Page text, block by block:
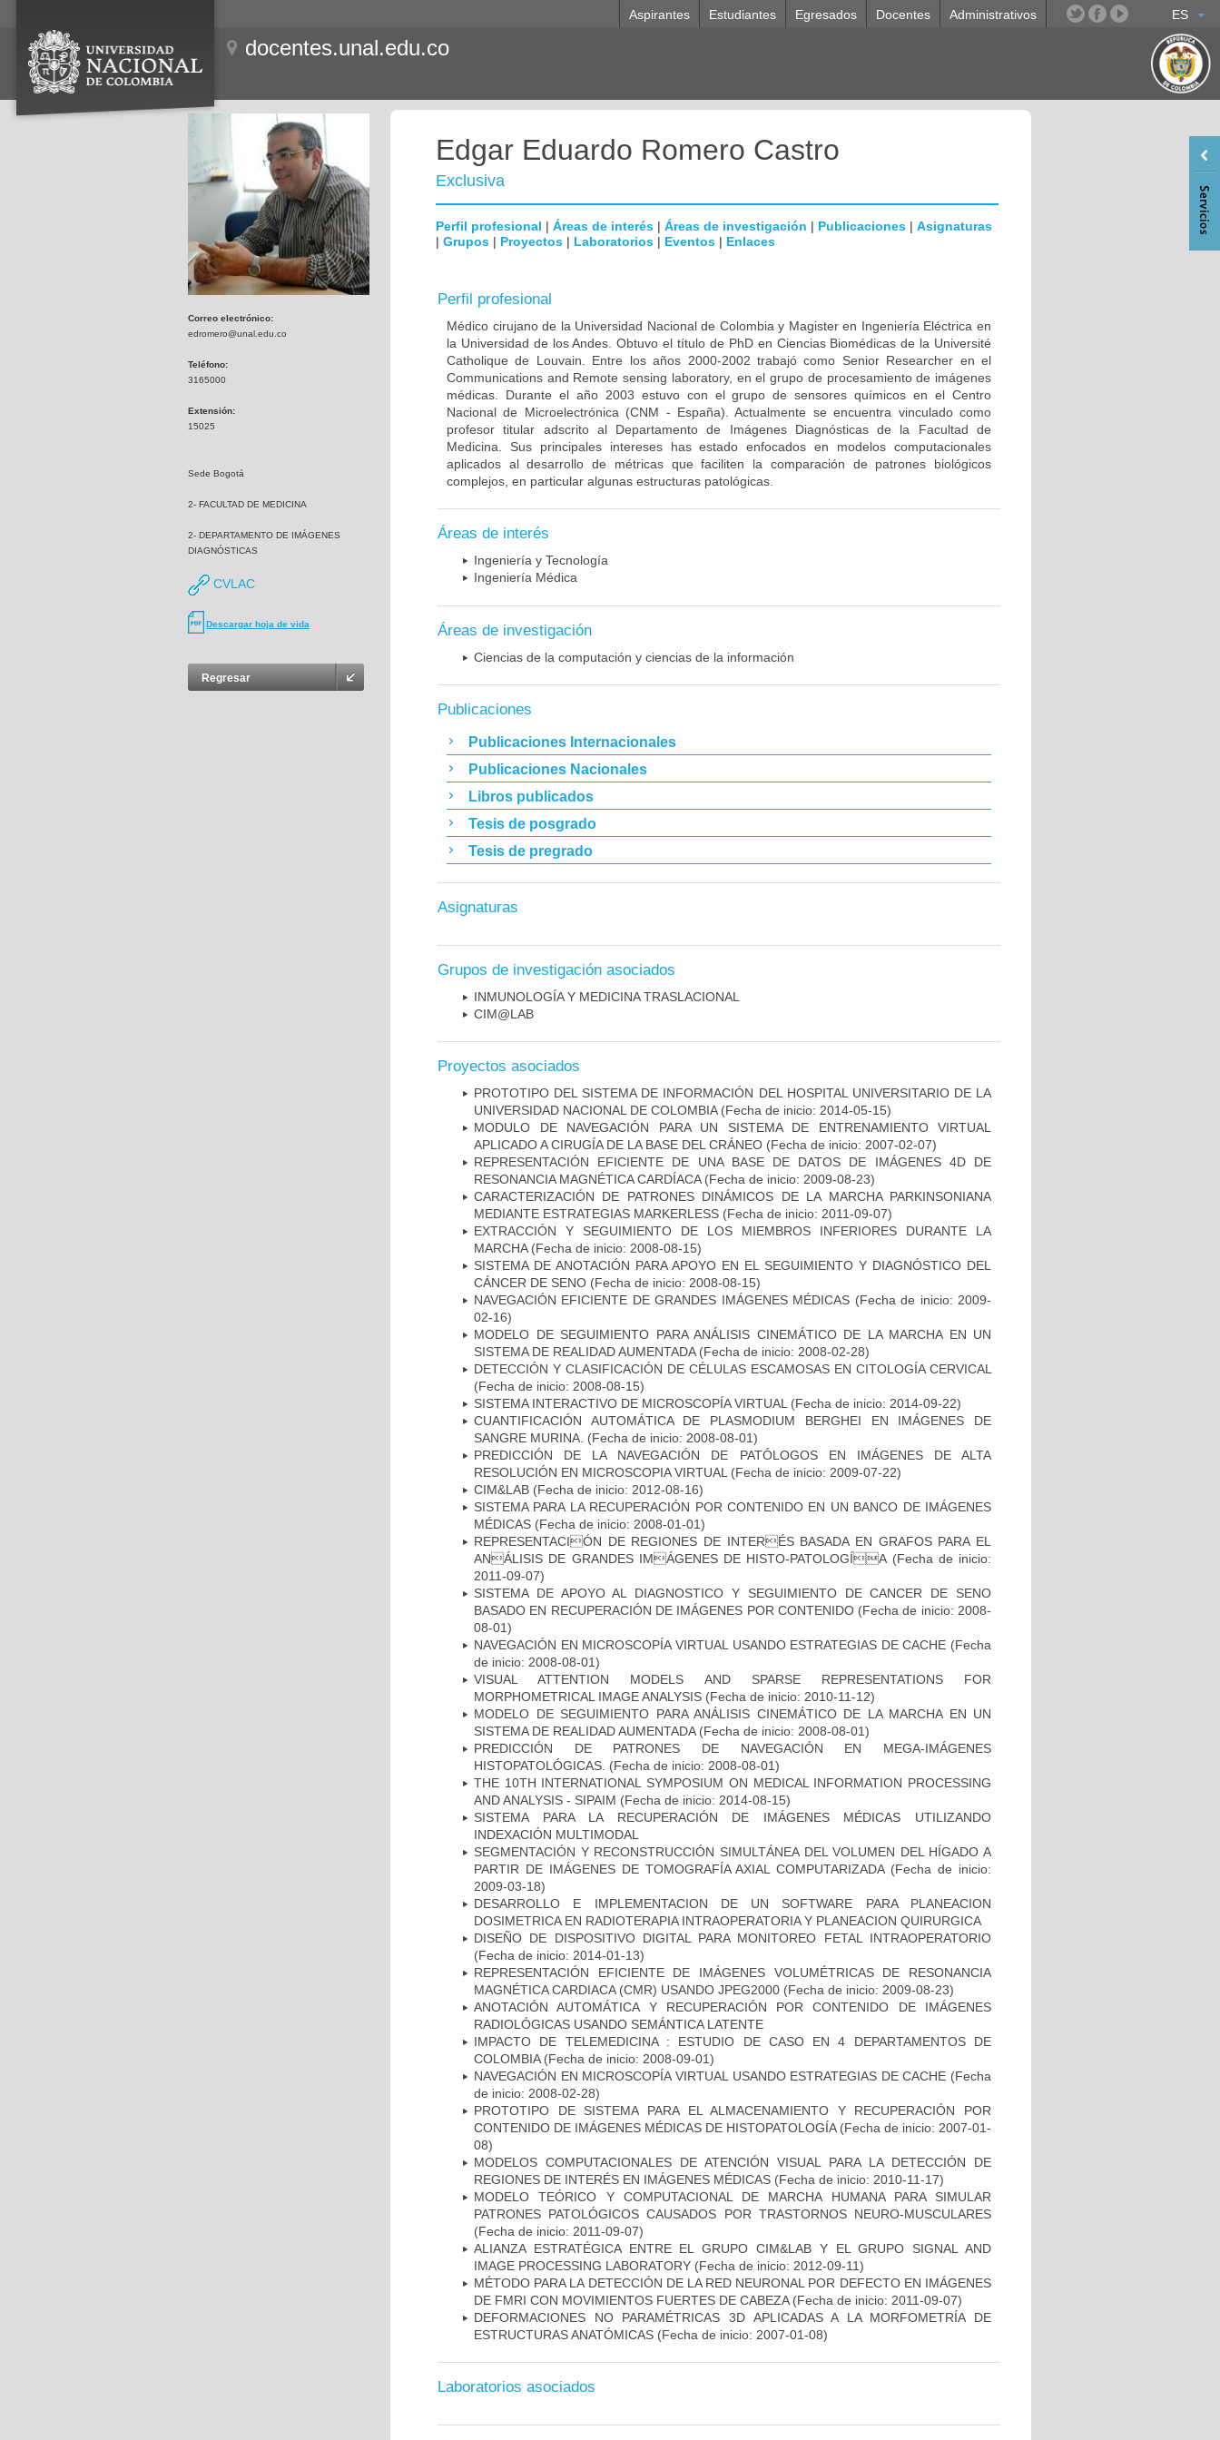
ES
Aspirantes Estudiantes Egresados Docentes Administrativos
docentes.unal.edu.co
Correo electrónico:
edromero@unal.edu.co
Teléfono:
3165000
Extensión:
15025
Sede Bogotá
2- FACULTAD DE MEDICINA
2- DEPARTAMENTO DE IMÁGENES
DIAGNÓSTICAS
CVLAC
Descargar hoja de vida
Regresar
Edgar Eduardo Romero Castro
Exclusiva
Perfil profesional | Áreas de interés | Áreas de investigación | Publicaciones | Asignaturas
| Grupos | Proyectos | Laboratorios | Eventos | Enlaces
Perfil profesional
Médico cirujano de la Universidad Nacional de Colombia y Magister en Ingeniería Eléctrica en
la Universidad de los Andes. Obtuvo el título de PhD en Ciencias Biomédicas de la Université
Catholique de Louvain. Entre los años 2000-2002 trabajó como Senior Researcher en el
Communications and Remote sensing laboratory, en el grupo de procesamiento de imágenes
médicas. Durante el año 2003 estuvo con el grupo de sensores químicos en el Centro
Nacional de Microelectrónica (CNM - España). Actualmente se encuentra vinculado como
profesor titular adscrito al Departamento de Imágenes Diagnósticas de la Facultad de
Medicina. Sus principales intereses has estado enfocados en modelos computacionales
aplicados al desarrollo de métricas que faciliten la comparación de patrones biológicos
complejos, en particular algunas estructuras patológicas.
Áreas de interés
Ingeniería y Tecnología
Ingeniería Médica
Áreas de investigación
Ciencias de la computación y ciencias de la información
Publicaciones
Publicaciones Internacionales
Publicaciones Nacionales
Libros publicados
Tesis de posgrado
Tesis de pregrado
Asignaturas
Grupos de investigación asociados
INMUNOLOGÍA Y MEDICINA TRASLACIONAL
CIM@LAB
Proyectos asociados
PROTOTIPO DEL SISTEMA DE INFORMACIÓN DEL HOSPITAL UNIVERSITARIO DE LA
UNIVERSIDAD NACIONAL DE COLOMBIA (Fecha de inicio: 2014-05-15)
MODULO DE NAVEGACIÓN PARA UN SISTEMA DE ENTRENAMIENTO VIRTUAL
APLICADO A CIRUGÍA DE LA BASE DEL CRÁNEO (Fecha de inicio: 2007-02-07)
REPRESENTACIÓN EFICIENTE DE UNA BASE DE DATOS DE IMÁGENES 4D DE
RESONANCIA MAGNÉTICA CARDÍACA(Fecha de inicio: 2009-08-23)
CARACTERIZACIÓN DE PATRONES DINÁMICOS DE LA MARCHA PARKINSONIANA
MEDIANTE ESTRATEGIAS MARKERLESS (Fecha de inicio: 2011-09-07)
EXTRACCIÓN Y SEGUIMIENTO DE LOS MIEMBROS INFERIORES DURANTE LA
MARCHA(Fecha de inicio: 2008-08-15)
SISTEMA DE ANOTACIÓN PARA APOYO EN EL SEGUIMIENTO Y DIAGNÓSTICO DEL
CÁNCER DE SENO (Fecha de inicio: 2008-08-15)
NAVEGACIÓN EFICIENTE DE GRANDES IMÁGENES MÉDICAS (Fecha de inicio: 2009-
02-16)
MODELO DE SEGUIMIENTO PARA ANÁLISIS CINEMÁTICO DE LA MARCHA EN UN
SISTEMA DE REALIDAD AUMENTADA (Fecha de inicio: 2008-02-28)
DETECCIÓN Y CLASIFICACIÓN DE CÉLULAS ESCAMOSAS EN CITOLOGÍA CERVICAL
(Fecha de inicio: 2008-08-15)
SISTEMA INTERACTIVO DE MICROSCOPÍA VIRTUAL (Fecha de inicio: 2014-09-22)
CUANTIFICACIÓN AUTOMÁTICA DE PLASMODIUM BERGHEI EN IMÁGENES DE
SANGRE MURINA. (Fecha de inicio: 2008-08-01)
PREDICCIÓN DE LA NAVEGACIÓN DE PATÓLOGOS EN IMÁGENES DE ALTA
RESOLUCIÓN EN MICROSCOPIA VIRTUAL (Fecha de inicio: 2009-07-22)
CIM&LAB (Fecha de inicio: 2012-08-16)
SISTEMA PARA LA RECUPERACIÓN POR CONTENIDO EN UN BANCO DE IMÁGENES
MÉDICAS (Fecha de inicio: 2008-01-01)
REPRESENTACIÓN DE REGIONES DE INTERÉS BASADA EN GRAFOS PARA EL
ANÁLISIS DE GRANDES IMÁGENES DE HISTO-PATOLOGÍA(Fecha de inicio:
2011-09-07)
SISTEMA DE APOYO AL DIAGNOSTICO Y SEGUIMIENTO DE CANCER DE SENO
BASADO EN RECUPERACIÓN DE IMÁGENES POR CONTENIDO(Fecha de inicio: 2008-
08-01)
NAVEGACIÓN EN MICROSCOPÍA VIRTUAL USANDO ESTRATEGIAS DE CACHE (Fecha
de inicio: 2008-08-01)
VISUAL ATTENTION MODELS AND SPARSE REPRESENTATIONS FOR
MORPHOMETRICAL IMAGE ANALYSIS (Fecha de inicio: 2010-11-12)
MODELO DE SEGUIMIENTO PARA ANÁLISIS CINEMÁTICO DE LA MARCHA EN UN
SISTEMA DE REALIDAD AUMENTADA(Fecha de inicio: 2008-08-01)
PREDICCIÓN DE PATRONES DE NAVEGACIÓN EN MEGA-IMÁGENES
HISTOPATOLÓGICAS. (Fecha de inicio: 2008-08-01)
THE 10TH INTERNATIONAL SYMPOSIUM ON MEDICAL INFORMATION PROCESSING
AND ANALYSIS - SIPAIM (Fecha de inicio: 2014-08-15)
SISTEMA PARA LA RECUPERACIÓN DE IMÁGENES MÉDICAS UTILIZANDO
INDEXACIÓN MULTIMODAL
SEGMENTACIÓN Y RECONSTRUCCIÓN SIMULTÁNEA DEL VOLUMEN DEL HÍGADO A
PARTIR DE IMÁGENES DE TOMOGRAFÍA AXIAL COMPUTARIZADA(Fecha de inicio:
2009-03-18)
DESARROLLO E IMPLEMENTACION DE UN SOFTWARE PARA PLANEACION
DOSIMETRICA EN RADIOTERAPIA INTRAOPERATORIA Y PLANEACION QUIRURGICA
DISEÑO DE DISPOSITIVO DIGITAL PARA MONITOREO FETAL INTRAOPERATORIO
(Fecha de inicio: 2014-01-13)
REPRESENTACIÓN EFICIENTE DE IMÁGENES VOLUMÉTRICAS DE RESONANCIA
MAGNÉTICA CARDIACA (CMR) USANDO JPEG2000 (Fecha de inicio: 2009-08-23)
ANOTACIÓN AUTOMÁTICA Y RECUPERACIÓN POR CONTENIDO DE IMÁGENES
RADIOLÓGICAS USANDO SEMÁNTICA LATENTE
IMPACTO DE TELEMEDICINA : ESTUDIO DE CASO EN 4 DEPARTAMENTOS DE
COLOMBIA(Fecha de inicio: 2008-09-01)
NAVEGACIÓN EN MICROSCOPÍA VIRTUAL USANDO ESTRATEGIAS DE CACHE (Fecha
de inicio: 2008-02-28)
PROTOTIPO DE SISTEMA PARA EL ALMACENAMIENTO Y RECUPERACIÓN POR
CONTENIDO DE IMÁGENES MÉDICAS DE HISTOPATOLOGÍA(Fecha de inicio: 2007-01-
08)
MODELOS COMPUTACIONALES DE ATENCIÓN VISUAL PARA LA DETECCIÓN DE
REGIONES DE INTERÉS EN IMÁGENES MÉDICAS (Fecha de inicio: 2010-11-17)
MODELO TEÓRICO Y COMPUTACIONAL DE MARCHA HUMANA PARA SIMULAR
PATRONES PATOLÓGICOS CAUSADOS POR TRASTORNOS NEURO-MUSCULARES
(Fecha de inicio: 2011-09-07)
ALIANZA ESTRATÉGICA ENTRE EL GRUPO CIM&LAB Y EL GRUPO SIGNAL AND
IMAGE PROCESSING LABORATORY (Fecha de inicio: 2012-09-11)
MÉTODO PARA LA DETECCIÓN DE LA RED NEURONAL POR DEFECTO EN IMÁGENES
DE FMRI CON MOVIMIENTOS FUERTES DE CABEZA(Fecha de inicio: 2011-09-07)
DEFORMACIONES NO PARAMÉTRICAS 3D APLICADAS A LA MORFOMETRÍA DE
ESTRUCTURAS ANATÓMICAS (Fecha de inicio: 2007-01-08)
Laboratorios asociados